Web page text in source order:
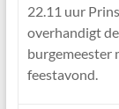
22.11 uur
overhandigt
burgemeester
feestavond.